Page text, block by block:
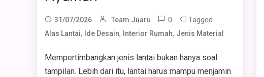
31/07/2026 Team Juaru 0 Tagged
Alas Lantai, Ide Desain, Interior Rumah, Jenis Material
Mempertimbangkan jenis lantai bukan hanya soal
tampilan. Lebih dari itu, lantai harus mampu menjamin